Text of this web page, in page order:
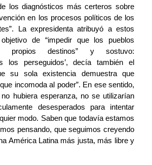
los diagnósticos más certeros sobre
en los procesos políticos de los
La expresidenta atribuyó a estos
de “impedir que los pueblos
propios destinos” y sostuvo:
los perseguidos’, decía también el
su sola existencia demuestra que
incomoda al poder”. En ese sentido,
hubiera esperanza, no se utilizarían
desesperados para intentar
modo. Saben que todavía estamos
pensando, que seguimos creyendo
América Latina más justa, más libre y